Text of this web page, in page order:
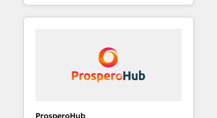
and sales objectives. With 125+ certifications,
we are part of the most certified Canadian
coast), our services are offered in both
HubSpot Academy. Acompañamos a las
empresas en cada etapa de su crecimiento
Nos caracterizamos por combinar excelencia
técnica con una mirada estratégica a largo
ProsperoHub